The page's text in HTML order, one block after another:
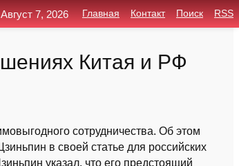
Китая и РФ
сотрудничества. Об этом
в своей статье для российских
указал, что его предстоящий
7, 2026 Главная Контакт Поиск RSS